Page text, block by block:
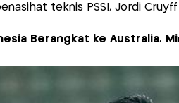
teknis PSSI, Jordi Cruyff
Berangkat ke Australia,